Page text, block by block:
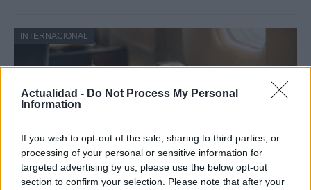
Actualidad - Do Not Process My Personal
Information
If you wish to opt-out of the sale, sharing to third parties, or
processing of your personal or sensitive information for
targeted advertising by us, please use the below opt-out
section to confirm your selection. Please note that after your
INTERNACIONAL